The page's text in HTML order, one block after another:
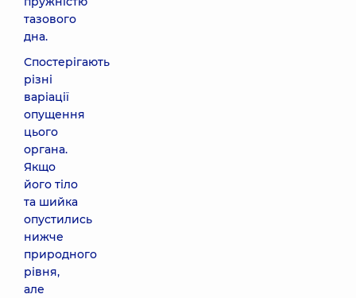
тазового
дна.
Спостерігають
різні
варіації
опущення
цього
органа.
Якщо
його тіло
та шийка
опустились
нижче
природного
рівня,
але